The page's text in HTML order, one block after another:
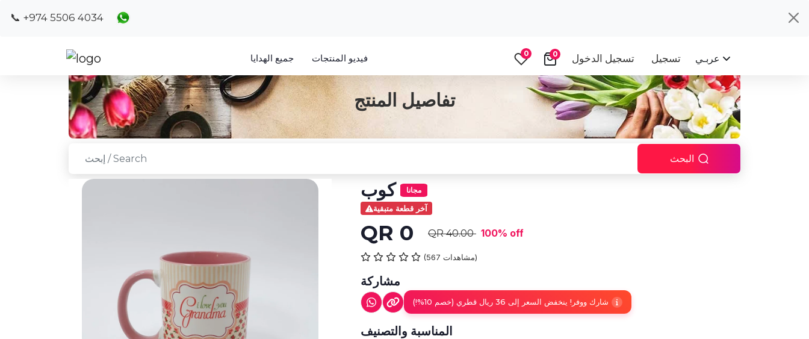
📞 +974 5506 4034
جميع الهدايا فيديو المنتجات 0 0 تسجيل الدخول تسجيل
تفاصيل المنتج
البحث
كوب مجانا
آخر قطعة متبقية
QR 0 QR 40.00 100% off
(567 مشاهدات)
مشاركة
شارك ووفر! ينخفض السعر إلى 36 ريال قطري (خصم 10%!)
المناسبة والتصنيف